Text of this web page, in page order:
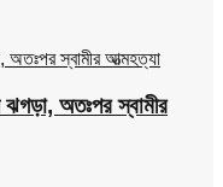
ঝগড়া, অতঃপর স্বামীর